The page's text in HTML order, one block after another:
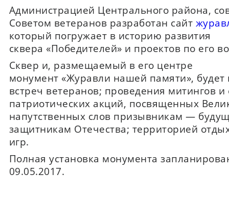
Администрацией Центрального района,
Советом ветеранов разработан сайт
который погружает в историю развития
сквера «Победителей» и проектов по его
Сквер и, размещаемый в его центре
монумент «Журавли нашей памяти», будет
встреч ветеранов; проведения митингов и
патриотических акций, посвященных
напутственных слов призывникам —
защитникам Отечества; территорией
игр.
Полная установка монумента
09.05.2017.